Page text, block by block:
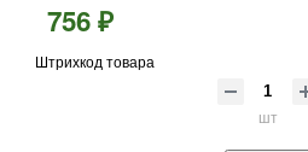
756 ₽
Штрихкод товара
шт